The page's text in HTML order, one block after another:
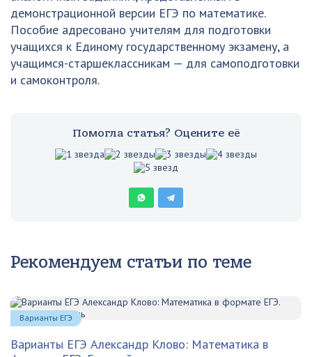
демонстрационной версии ЕГЭ по математике.
Пособие адресовано учителям для подготовки
учащихся к Единому государственному экзамену, а
учащимся-старшеклассникам — для самоподготовки
и самоконтроля.
Помогла статья? Оцените её
Рекомендуем статьи по теме
Варианты ЕГЭ Александр Клово: Математика в
Варианты ЕГЭ